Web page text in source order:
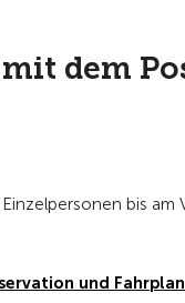
mit dem
Einzelpersonen bis am
und Fahrplan